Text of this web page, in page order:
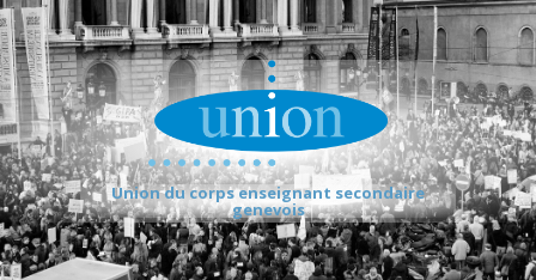
Union du corps enseignant secondaire
genevois